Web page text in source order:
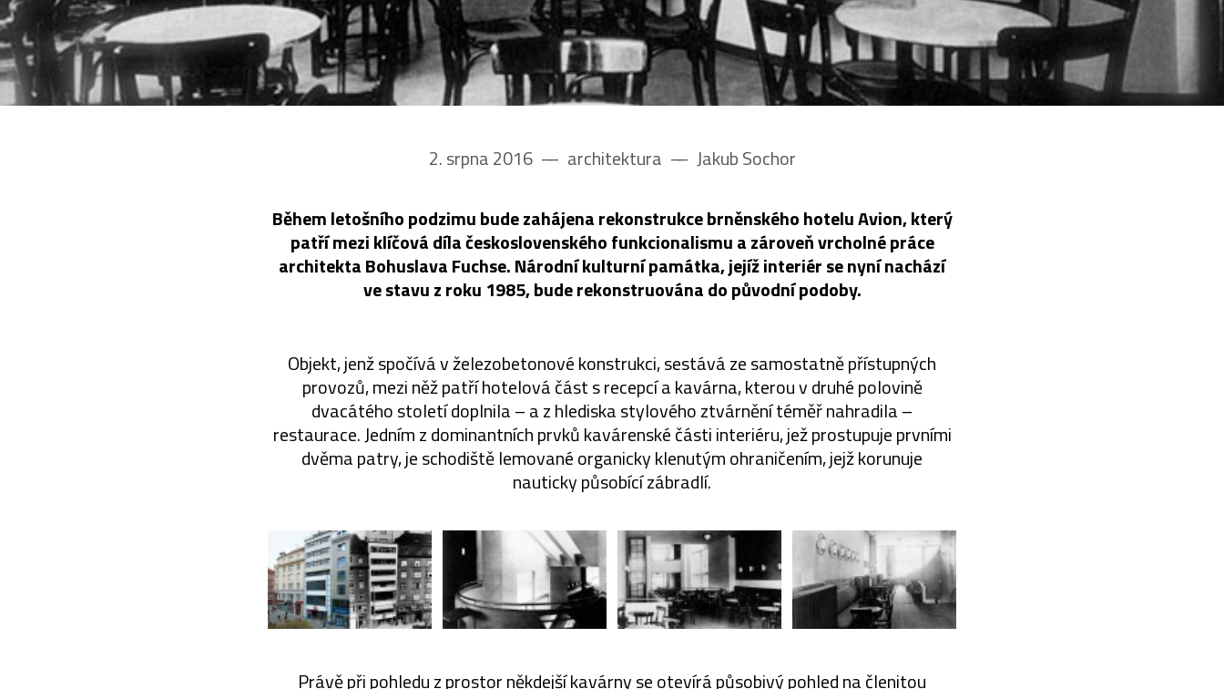
2. srpna 2016 –– architektura –– Jakub Sochor
Během letošního podzimu bude zahájena rekonstrukce brněnského hotelu Avion, který
patří mezi klíčová díla československého funkcionalismu a zároveň vrcholné práce
architekta Bohuslava Fuchse. Národní kulturní památka, jejíž interiér se nyní nachází
ve stavu z roku 1985, bude rekonstruována do původní podoby.
Objekt, jenž spočívá v železobetonové konstrukci, sestává ze samostatně přístupných
provozů, mezi něž patří hotelová část s recepcí a kavárna, kterou v druhé polovině
dvacátého století doplnila – a z hlediska stylového ztvárnění téměř nahradila –
restaurace. Jedním z dominantních prvků kavárenské části interiéru, jež prostupuje prvními
dvěma patry, je schodiště lemované organicky klenutým ohraničením, jejž korunuje
nauticky působící zábradlí.
Právě při pohledu z prostor někdejší kavárny se otevírá působivý pohled na členitou